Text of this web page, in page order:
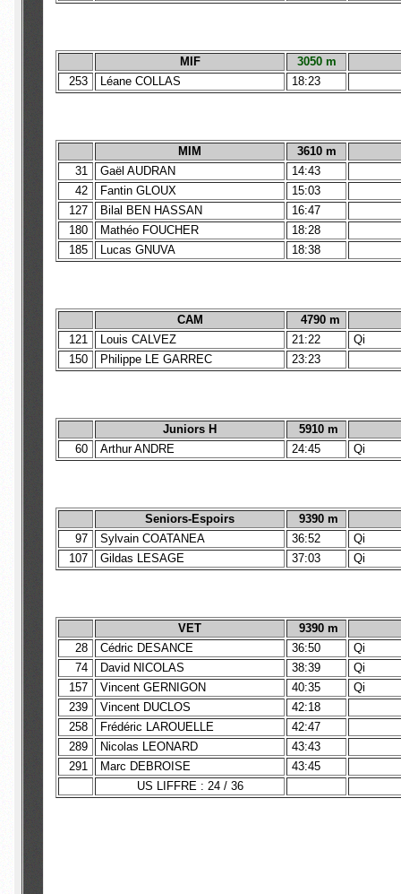
MIF
3050 m
253
Léane COLLAS 18:23
MIM
3610 m
31
Gaël AUDRAN
14:43
42
Fantin GLOUX
15:03
127
Bilal BEN HASSAN
16:47
180
Mathéo FOUCHER
18:28
185
Lucas GNUVA 18:38
CAM
4790 m
121
Louis CALVEZ 21:22
Qi
150
Philippe LE GARREC 23:23
Juniors H
5910 m
60
Arthur ANDRE 24:45 Qi
Seniors-Espoirs
9390 m
97
Sylvain COATANEA 36:52
Qi
107
Gildas LESAGE 37:03 Qi
VET
9390 m
28
Cédric DESANCE 36:50
Qi
74
David NICOLAS 38:39
Qi
157
Vincent GERNIGON 40:35
Qi
239
Vincent DUCLOS
42:18
258
Frédéric LAROUELLE
42:47
289
Nicolas LEONARD
43:43
291
Marc DEBROISE
43:45
US LIFFRE : 24 / 36